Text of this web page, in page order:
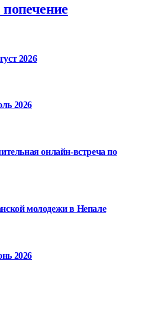
2026
2026
онлайн-встреча по
молодежи в Непале
2026